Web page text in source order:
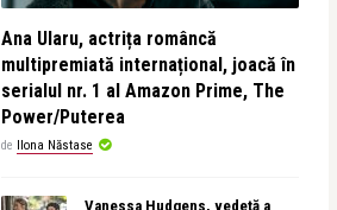
Ana Ularu, actrița româncă
multipremiată internațional, joacă în
serialul nr. 1 al Amazon Prime, The
Power/Puterea
de Ilona Năstase
Vanessa Hudgens, vedetă a